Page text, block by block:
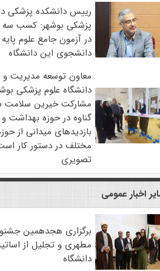
رییس دانشکده پزشکی
پزشکی بوشهر: کسب سه
در آزمون جامع علوم
دانشجوی این دانشگاه
معاون توسعه مدیریت و
دانشگاه علوم پزشکی
مشارکت خیرین سلامت
گناوه در حوزه بهداشت
بازدیدهای میدانی از
مختلف در دستور کار
تصویری
اخبار عمومی
برگزاری هجدهمین
مطهری و تجلیل از
دانشگاه